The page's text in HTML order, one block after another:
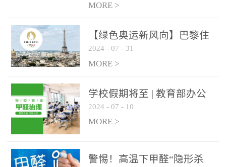
MORE >
【绿色奥运新风向】巴黎住
宿风波：优吸环保共建健康
绿色家居
2024 - 07 - 31
MORE >
学校假期将至 | 教育部办公
厅关于加强学校新建校舍室
内空气质量管理通知
2024 - 07 - 10
MORE >
警惕！高温下甲醛“隐形杀